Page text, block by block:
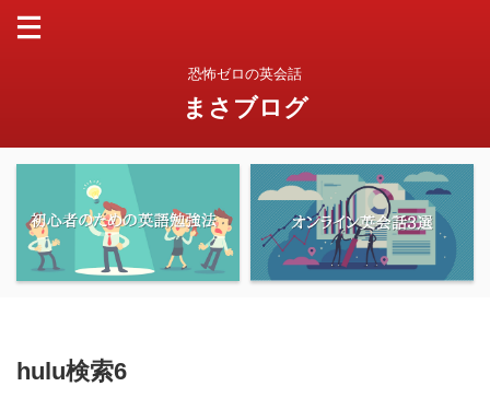
恐怖ゼロの英会話
まさブログ
hulu検索6